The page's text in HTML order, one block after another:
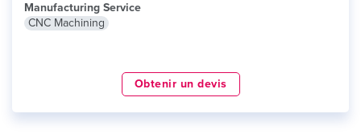
Manufacturing Service
CNC Machining
Obtenir un devis